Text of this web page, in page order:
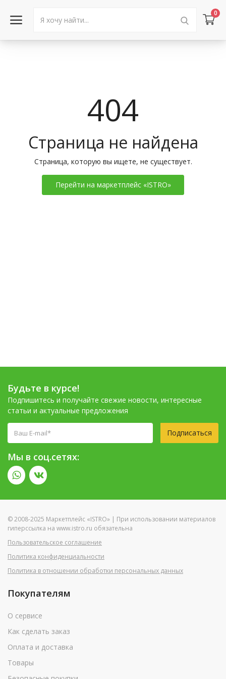
0
Новости
Статьи
Объявления
404
Страница не найдена
Страница, которую вы ищете, не существует.
Перейти на маркетплейс «ISTRO»
Будьте в курсе!
Подпишитесь и получайте свежие новости, интересные
статьи и актуальные предложения
Подписаться
Мы в соц.сетях:
© 2008-2025 Маркетплейс «ISTRO» | При использовании материалов
гиперссылка на www.istro.ru обязательна
Пользовательское соглашение
Политика конфиденциальности
Политика в отношении обработки персональных данных
Покупателям
О сервисе
Как сделать заказ
Оплата и доставка
Товары